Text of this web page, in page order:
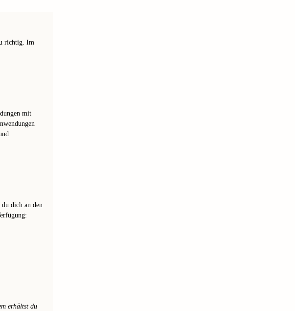
richtig. Im
mit
dich an den
erhältst du